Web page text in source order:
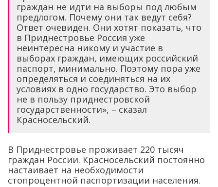
граждан не идти на выборы под любым
предлогом. Почему они так ведут себя?
Ответ очевиден. Они хотят показать, что
в Приднестровье Россия уже
неинтересна никому и участие в
выборах граждан, имеющих российский
паспорт, минимально. Поэтому пора уже
определяться и соединяться на их
условиях в одно государство. Это выбор
не в пользу приднестровской
государственности», – сказал
Красносельский.
В Приднестровье проживает 220 тысяч
граждан России. Красносельский постоянно
настаивает на необходимости
стопроцентной паспортизации населения.